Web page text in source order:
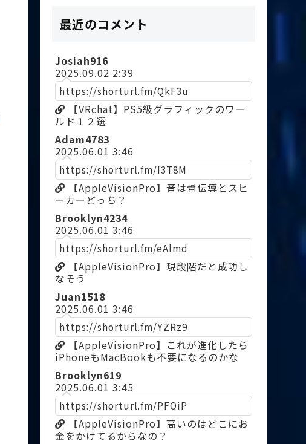
最近のコメント
Josiah916
2025.09.02 2:39
https://shorturl.fm/QkF3u
【VRchat】PS5級グラフィックのワー
ルド１２選
Adam4783
2025.06.01 3:46
https://shorturl.fm/I3T8M
【AppleVisionPro】音は骨伝導とスピ
ーカーどっち？
Brooklyn4234
2025.06.01 3:46
https://shorturl.fm/eAlmd
【AppleVisionPro】現段階だと成功し
なそう
Juan1518
2025.06.01 3:46
https://shorturl.fm/YZRz9
【AppleVisionPro】これが進化したら
iPhoneもMacBookも不要になるのかな
Brooklyn619
2025.06.01 3:45
https://shorturl.fm/PFOiP
【AppleVisionPro】高いのはどこにお
金をかけてるからなの？